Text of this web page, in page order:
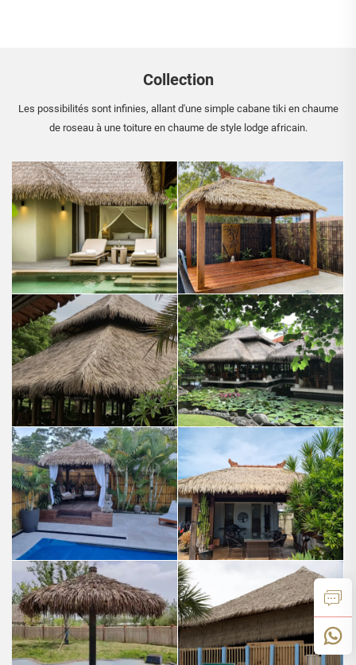
Collection
Les possibilités sont infinies, allant d'une simple cabane tiki en chaume
de roseau à une toiture en chaume de style lodge africain.